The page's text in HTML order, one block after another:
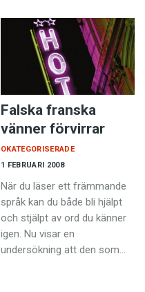
Falska franska
vänner förvirrar
1 FEBRUARI 2008
OKATEGORISERADE
När du läser ett främmande
språk kan du både bli hjälpt
och stjälpt av ord du känner
igen. Nu visar en
undersökning att den som…